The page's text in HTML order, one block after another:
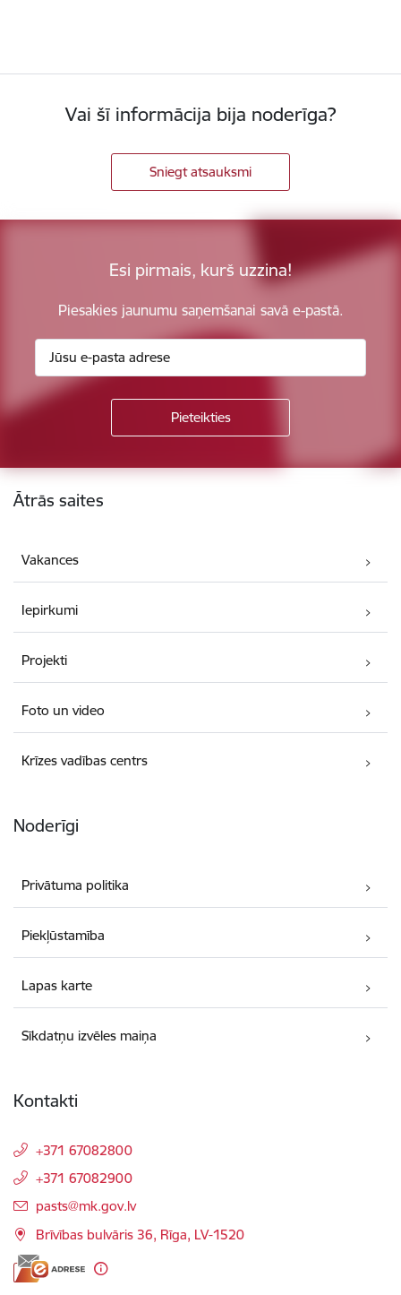
Vai šī informācija bija noderīga?
Sniegt atsauksmi
Esi pirmais, kurš uzzina!
Piesakies jaunumu saņemšanai savā e-pastā.
Kājene
Ātrās saites
Vakances
Iepirkumi
Projekti
Foto un video
Krīzes vadības centrs
Noderīgi
Privātuma politika
Piekļūstamība
Lapas karte
Sīkdatņu izvēles maiņa
Kontakti
+371 67082800
+371 67082900
E-pasts:
pasts@mk.gov.lv
Brīvības bulvāris 36, Rīga, LV-1520